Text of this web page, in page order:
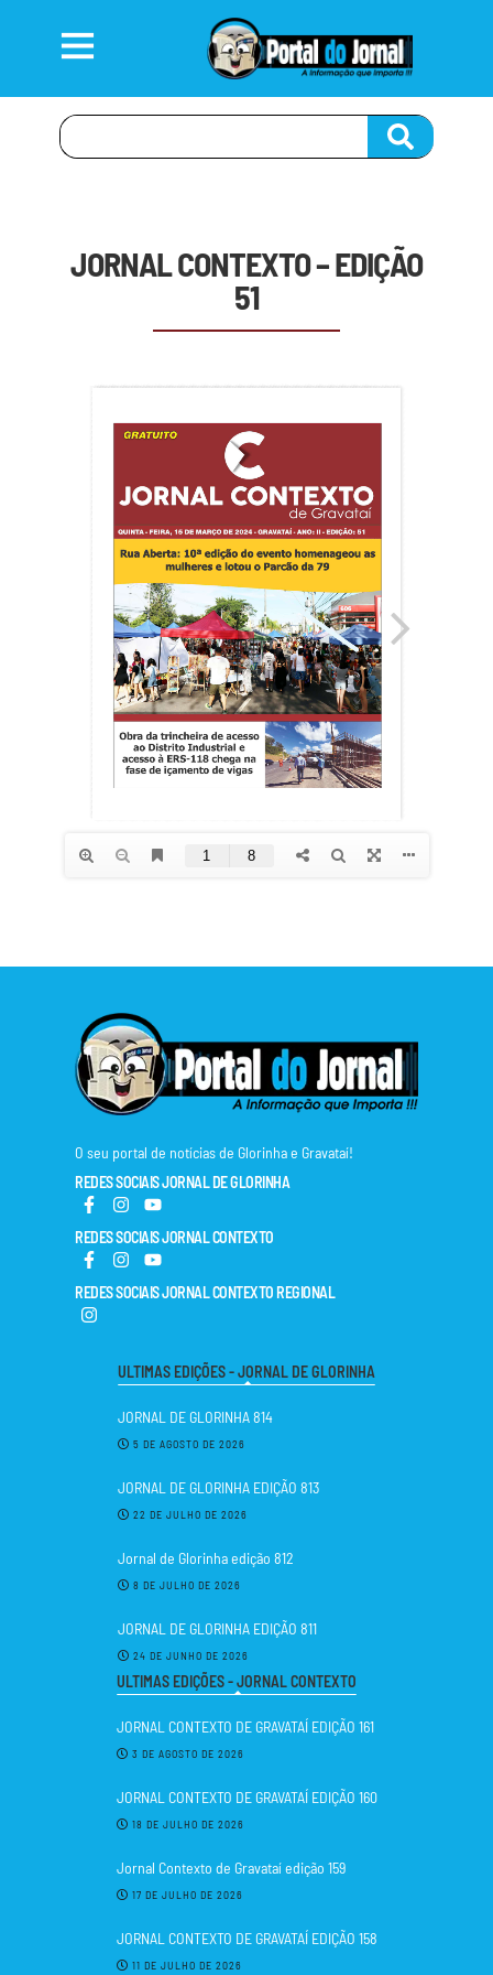
JORNAL CONTEXTO – EDIÇÃO
51
O seu portal de notícias de Glorinha e Gravataí!
REDES SOCIAIS JORNAL DE GLORINHA
REDES SOCIAIS JORNAL CONTEXTO
REDES SOCIAIS JORNAL CONTEXTO REGIONAL
ULTIMAS EDIÇÕES - JORNAL DE GLORINHA
JORNAL DE GLORINHA 814
5 DE AGOSTO DE 2026
JORNAL DE GLORINHA EDIÇÃO 813
22 DE JULHO DE 2026
Jornal de Glorinha edição 812
8 DE JULHO DE 2026
JORNAL DE GLORINHA EDIÇÃO 811
24 DE JUNHO DE 2026
ULTIMAS EDIÇÕES - JORNAL CONTEXTO
JORNAL CONTEXTO DE GRAVATAÍ EDIÇÃO 161
3 DE AGOSTO DE 2026
JORNAL CONTEXTO DE GRAVATAÍ EDIÇÃO 160
18 DE JULHO DE 2026
Jornal Contexto de Gravataí edição 159
17 DE JULHO DE 2026
JORNAL CONTEXTO DE GRAVATAÍ EDIÇÃO 158
11 DE JULHO DE 2026